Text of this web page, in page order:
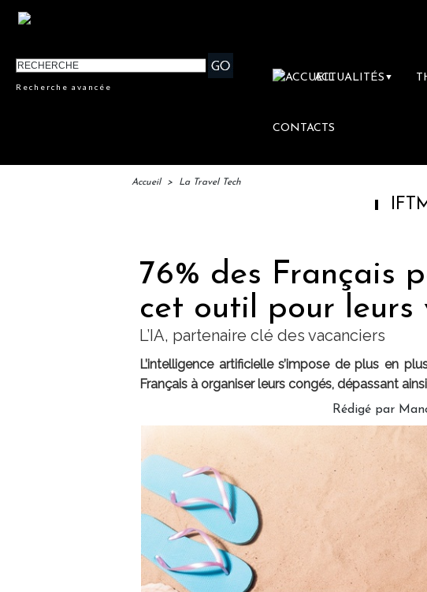
Recherche avancée
ACTUALITÉS ▼
CONTACTS
Accueil > La Travel Tech
IFTM :
76% des Français
cet outil pour leurs
L’IA, partenaire clé des vacanciers
L’intelligence artificielle s’impose de plus en
Français à organiser leurs congés, dépassant
Rédigé par